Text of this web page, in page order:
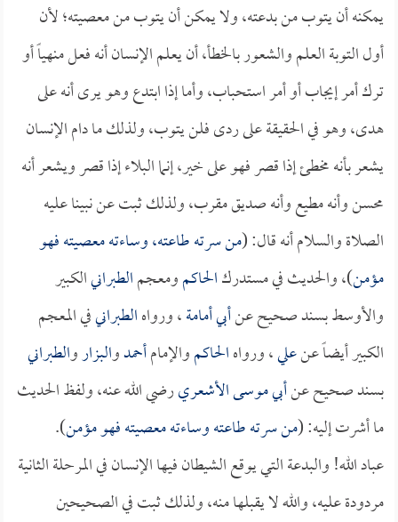
يمكنه أن يتوب من بدعته، ولا يمكن أن يتوب من معصيته؛ لأن
أول التوبة العلم والشعور بالخطأ، أن يعلم الإنسان أنه فعل منهياً أو
ترك أمر إيجاب أو أمر استحباب، وأما إذا ابتدع وهو يرى أنه على
هدى، وهو في الحقيقة على ردى فلن يتوب، ولذلك ما دام الإنسان
يشعر بأنه مخطئ إذا قصر فهو على خير، إنما البلاء إذا قصر ويشعر أنه
محسن وأنه مطيع وأنه صديق مقرب، ولذلك ثبت عن نبينا عليه
الصلاة والسلام أنه قال: (من سرته طاعته، وساءته معصيته فهو
مؤمن)، والحديث في مستدركالحاكمومعجمالطبرانيالكبير
والأوسط بسند صحيح عنأبي أمامة، ورواهالطبرانيفي المعجم
الكبير أيضاً عنعلي، ورواهالحاكموالإمامأحمدوالبزاروالطبراني
بسند صحيح عنأبي موسى الأشعريرضي الله عنه، ولفظ الحديث
ما أشرت إليه: (من سرته طاعته وساءته معصيته فهو مؤمن).
عباد الله! والبدعة التي يوقع الشيطان فيها الإنسان في المرحلة الثانية
مردودة عليه، والله لا يقبلها منه، ولذلك ثبت في الصحيحين